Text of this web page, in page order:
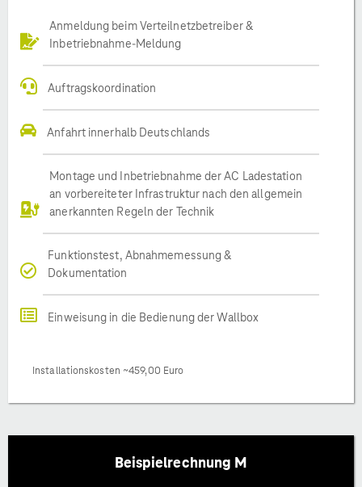
Anmeldung beim Verteilnetzbetreiber &
Inbetriebnahme-Meldung
Auftragskoordination
Anfahrt innerhalb Deutschlands
Montage und Inbetriebnahme der AC Ladestation
an vorbereiteter Infrastruktur nach den allgemein
anerkannten Regeln der Technik
Funktionstest, Abnahmemessung &
Dokumentation
Einweisung in die Bedienung der Wallbox
Installationskosten ~459,00 Euro
Beispielrechnung M